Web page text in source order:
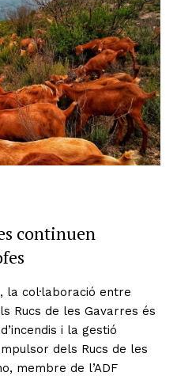
continuen
la col·laboració entre
Rucs de les Gavarres és
i la gestió
dels Rucs de les
membre de l’ADF